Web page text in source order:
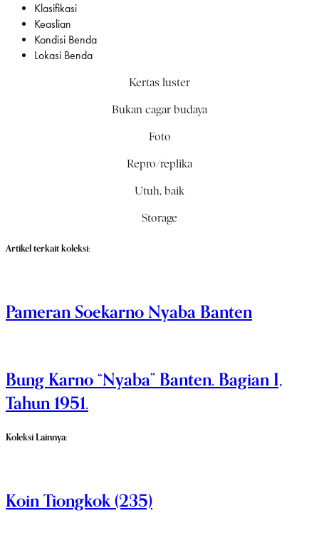
Klasifikasi
Keaslian
Kondisi Benda
Lokasi Benda
Kertas luster
Bukan cagar budaya
Foto
Repro/replika
Utuh, baik
Storage
Artikel terkait koleksi:
Pameran Soekarno Nyaba Banten
Bung Karno “Nyaba” Banten. Bagian I,
Tahun 1951.
Koleksi Lainnya:
Koin Tiongkok (235)